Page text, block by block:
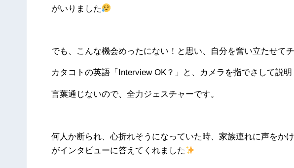
がいりました
でも、こんな機会めったにない！と思い、自分を奮い立たせて
カタコトの英語「Interview OK？」と、カメラを指でさして説明
言葉通じないので、全力ジェスチャーです。
何人か断られ、心折れそうになっていた時、家族連れに声をか
がインタビューに答えてくれました